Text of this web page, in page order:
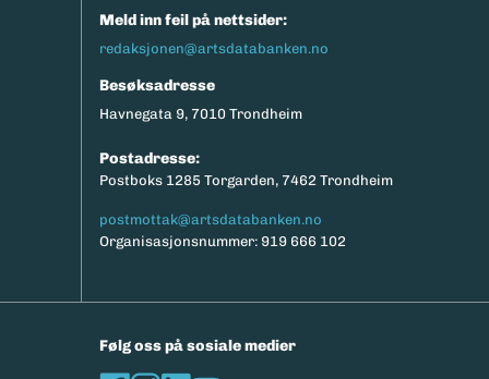
Meld inn feil på nettsider:
redaksjonen@artsdatabanken.no
Besøksadresse
Havnegata 9, 7010 Trondheim
Postadresse:
Postboks 1285 Torgarden, 7462 Trondheim
postmottak@artsdatabanken.no
Organisasjonsnummer: 919 666 102
Følg oss på sosiale medier